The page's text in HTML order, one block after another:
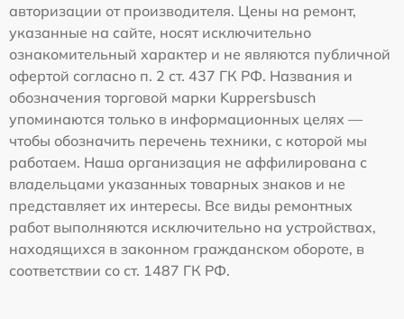
авторизации от производителя. Цены на ремонт,
указанные на сайте, носят исключительно
ознакомительный характер и не являются публичной
офертой согласно п. 2 ст. 437 ГК РФ. Названия и
обозначения торговой марки Kuppersbusch
упоминаются только в информационных целях —
чтобы обозначить перечень техники, с которой мы
работаем. Наша организация не аффилирована с
владельцами указанных товарных знаков и не
представляет их интересы. Все виды ремонтных
работ выполняются исключительно на устройствах,
находящихся в законном гражданском обороте, в
соответствии со ст. 1487 ГК РФ.